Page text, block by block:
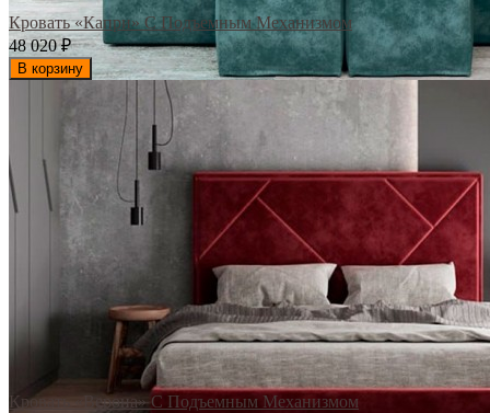
Кровать «Капри» С Подъемным Механизмом
48 020₽
В корзину
Кровать «Верона» С Подъемным Механизмом